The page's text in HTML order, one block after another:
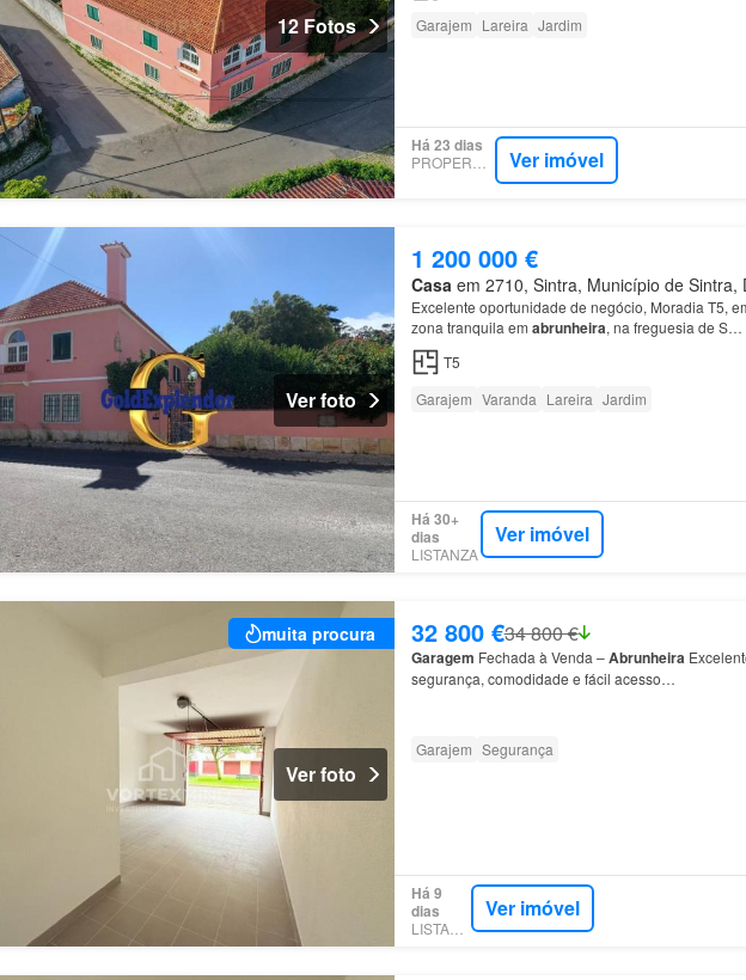
12 Fotos
Garajem Lareira Jardim
Há 23 dias
Ver imóvel
Ver foto
1 200 000 €
Casaem 2710, Sintra, Município de Sintra,
Excelente oportunidade de negócio, Moradia T5,
zona tranquila em abrunheira, na freguesia de S…
T5
Garajem Varanda Lareira Jardim
Há 30+
dias
LISTANZA
Ver imóvel
muita procura
Ver foto
32 800 €34 800 €
Garagem Fechada à Venda –Abrunheira
segurança, comodidade e fácil acesso…
Garajem Segurança
Há 9
dias
LISTANZA
Ver imóvel